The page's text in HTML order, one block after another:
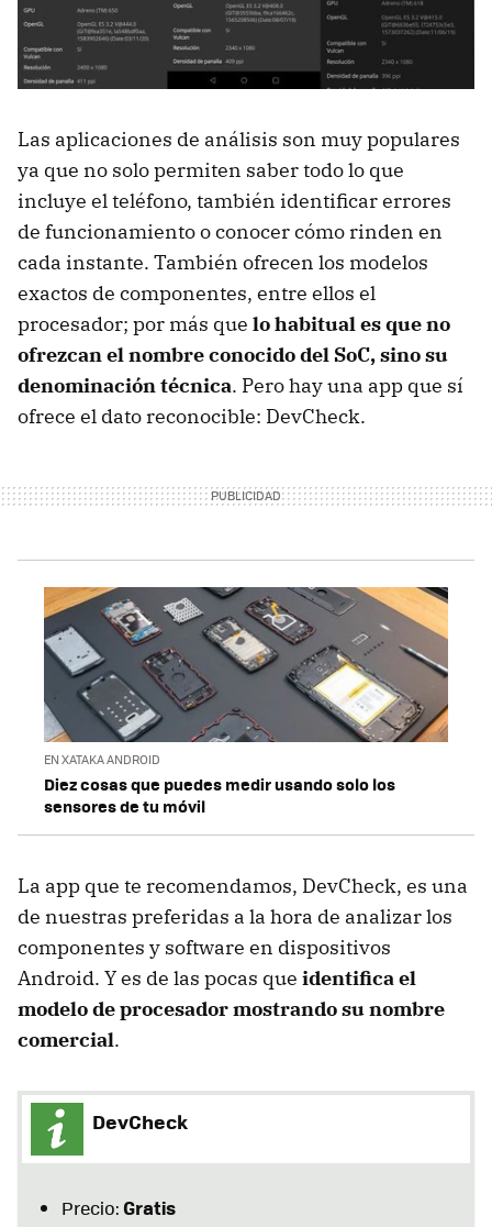
Las aplicaciones de análisis son muy populares
ya que no solo permiten saber todo lo que
incluye el teléfono, también identificar errores
de funcionamiento o conocer cómo rinden en
cada instante. También ofrecen los modelos
exactos de componentes, entre ellos el
procesador; por más que lo habitual es que no
ofrezcan el nombre conocido del SoC, sino su
denominación técnica. Pero hay una app que sí
ofrece el dato reconocible: DevCheck.
EN XATAKA ANDROID
Diez cosas que puedes medir usando solo los
sensores de tu móvil
La app que te recomendamos, DevCheck, es una
de nuestras preferidas a la hora de analizar los
componentes y software en dispositivos
Android. Y es de las pocas que identifica el
modelo de procesador mostrando su nombre
comercial.
DevCheck
Precio:Gratis